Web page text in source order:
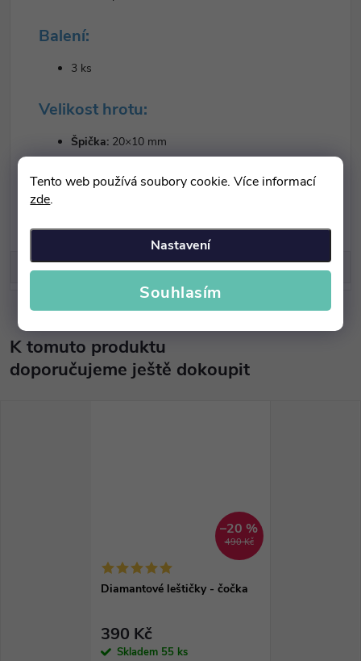
Tento web používá soubory cookie. Více informací
zde.
Nastavení
Souhlasím
Balení:
3 ks
Velikost hrotu:
Špička: 20×10 mm
Váleček:24×10 mm
Kužel:21×13 mm
Diskuse
K tomuto produktu
doporučujeme ještě dokoupit
490 Kč
–20 %
Diamantové leštičky - čočka
390 Kč
Skladem 55 ks